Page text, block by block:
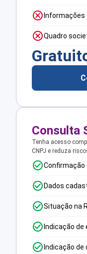
Informações
Quadro
Consulta
Tenha acesso
CNPJ e reduza
Confirmação
Dados
Situação na
Indicação
Indicação